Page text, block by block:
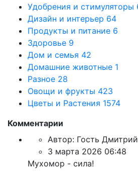
Удобрения и стимуляторы
Дизайн и интерьер 64
Продукты и питание 6
Здоровье 9
Дом и семья 42
Домашние животные 1
Разное 28
Овощи и фрукты 423
Цветы и Растения 1574
Комментарии
Автор: Гость Дмитрий
3 марта 2026 06:48
Мухомор - сила!